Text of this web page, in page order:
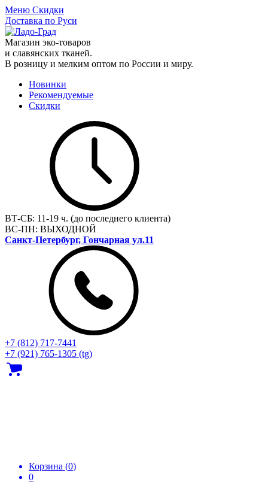
Меню Скидки
Доставка по Руси
Магазин эко-товаров
и славянских тканей.
В розницу и мелким оптом по России и миру.
Новинки
Рекомендуемые
Скидки
ВТ-СБ: 11-19 ч. (до последнего клиента)
ВС-ПН: ВЫХОДНОЙ
Санкт-Петербург, Гончарная ул.11
+7 (812) 717‑7441
+7 (921) 765-1305 (tg)
Корзина (0)
0